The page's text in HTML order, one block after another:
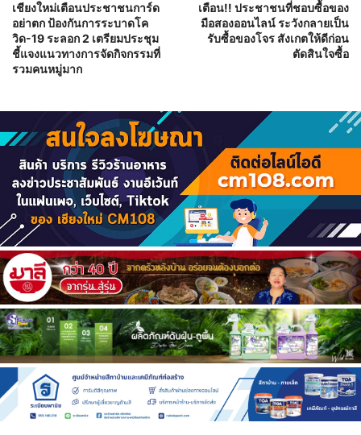
เชียงใหม่เตือนประชาชนการ์ด
อย่าตก ป้องกันการระบาดโค
วิด-19 ระลอก 2 เตรียมประชุม
ชี้แจงแนวทางการจัดกิจกรรมที่
รวมคนหมู่มาก
เตือน!! ประชาชนที่ชอบซื้อของ
มือสองออนไลน์ ระวังกลายเป็น
รับซื้อของโจร สังเกตให้ดีก่อน
ตัดสินใจซื้อ